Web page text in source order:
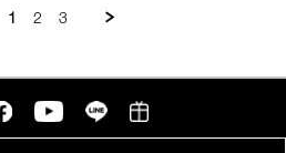
1 2 3